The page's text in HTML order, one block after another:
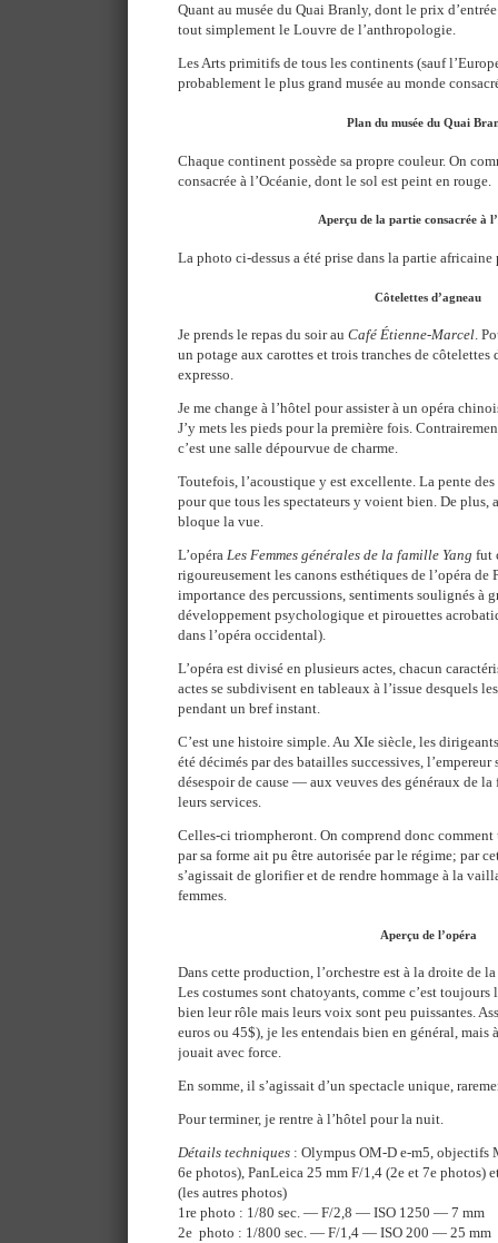
Quant au musée du Quai Branly, dont le prix
tout simplement le Louvre de l’anthropologie.
Les Arts primitifs de tous les continents (sauf
probablement le plus grand musée au monde
Plan du musée du Quai
Chaque continent possède sa propre couleur. On
consacrée à l’Océanie, dont le sol est peint en rouge.
Aperçu de la partie consacrée à
La photo ci-dessus a été prise dans la partie
Côtelettes d’agneau
Je prends le repas du soir au Café Étienne-Marcel.
un potage aux carottes et trois tranches de côtelettes
expresso.
Je me change à l’hôtel pour assister à un opéra
J’y mets les pieds pour la première fois.
c’est une salle dépourvue de charme.
Toutefois, l’acoustique y est excellente. La pente
pour que tous les spectateurs y voient bien. De plus,
bloque la vue.
L’opéra Les Femmes générales de la famille Yang fut
rigoureusement les canons esthétiques de l’opéra de
importance des percussions, sentiments soulignés à
développement psychologique et pirouettes
dans l’opéra occidental).
L’opéra est divisé en plusieurs actes, chacun
actes se subdivisent en tableaux à l’issue desquels
pendant un bref instant.
C’est une histoire simple. Au XIe siècle, les
été décimés par des batailles successives,
désespoir de cause — aux veuves des généraux de
leurs services.
Celles-ci triompheront. On comprend donc
par sa forme ait pu être autorisée par le régime; par
s’agissait de glorifier et de rendre hommage à la
femmes.
Aperçu de l’opéra
Dans cette production, l’orchestre est à la droite de
Les costumes sont chatoyants, comme c’est toujours
bien leur rôle mais leurs voix sont peu puissantes.
euros ou 45$), je les entendais bien en général, mais
jouait avec force.
En somme, il s’agissait d’un spectacle unique,
Pour terminer, je rentre à l’hôtel pour la nuit.
Détails techniques : Olympus OM-D e-m5, objectifs
6e photos), PanLeica 25 mm F/1,4 (2e et 7e photos)
(les autres photos)
1re photo : 1/80 sec. — F/2,8 — ISO 1250 — 7 mm
2e photo : 1/800 sec. — F/1,4 — ISO 200 — 25 mm